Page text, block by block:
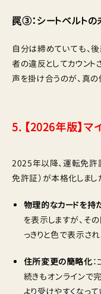
罠③：シートベルトの
自分は締めていても、
者の違反としてカウント
声を掛け合うのが、真の
5. 【2026年版】
2025年以降、運転免許
免許証）が本格化しまし
物理的なカードを持
を表示しますが、そ
っきりと色で表示され
住所変更の簡略化
続きもオンラインで
より受けやすくなって